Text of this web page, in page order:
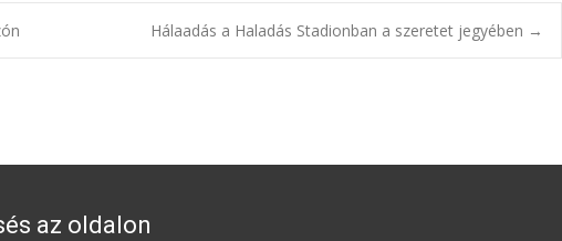
Hálaadás a Haladás Stadionban a szeretet jegyében →
az oldalon